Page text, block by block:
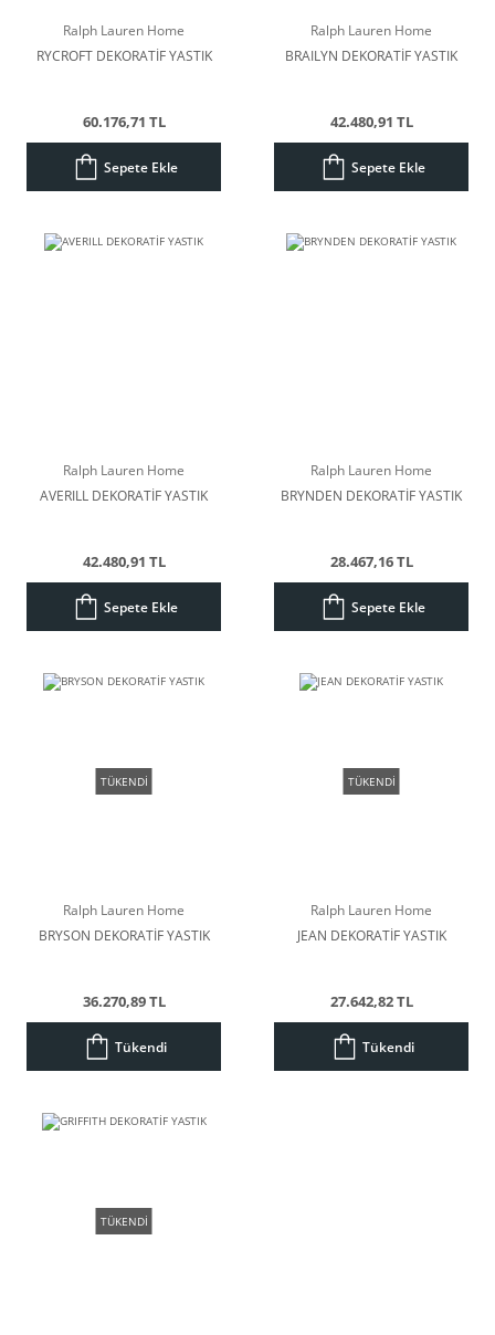
Ralph Lauren Home
RYCROFT DEKORATİF YASTIK
60.176,71 TL
Sepete Ekle
Ralph Lauren Home
BRAILYN DEKORATİF YASTIK
42.480,91 TL
Sepete Ekle
Ralph Lauren Home
AVERILL DEKORATİF YASTIK
42.480,91 TL
Sepete Ekle
Ralph Lauren Home
BRYNDEN DEKORATİF YASTIK
28.467,16 TL
Sepete Ekle
TÜKENDİ
Ralph Lauren Home
BRYSON DEKORATİF YASTIK
36.270,89 TL
Tükendi
TÜKENDİ
Ralph Lauren Home
JEAN DEKORATİF YASTIK
27.642,82 TL
Tükendi
TÜKENDİ